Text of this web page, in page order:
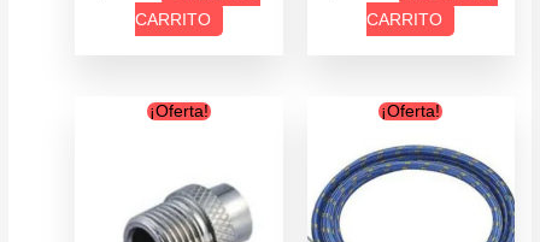
CARRITO
CARRITO
¡Oferta!
Original
$5.900.
Current
$4.900.
¡Oferta!
Original
was:
$9.900.
Current
is:
$7.900.